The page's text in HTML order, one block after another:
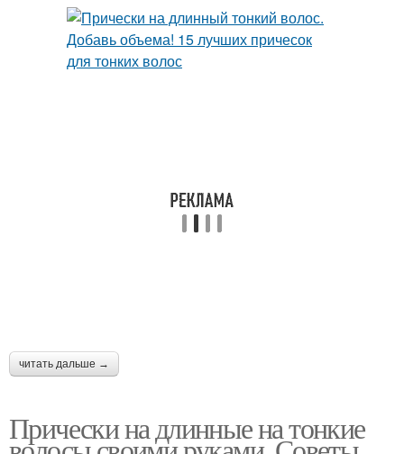
Каскадные стрижки
читать дальше →
Прически на длинные на тонкие